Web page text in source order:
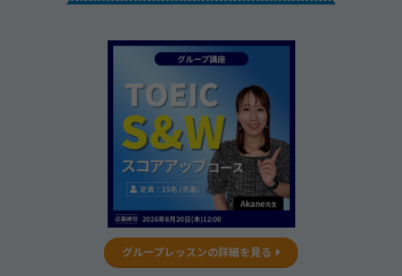
グループレッスンの詳細を見る